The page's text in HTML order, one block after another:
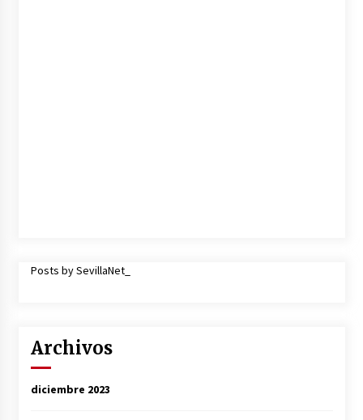
Posts by SevillaNet_
Archivos
diciembre 2023